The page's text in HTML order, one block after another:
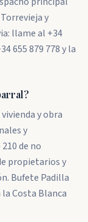
y
llame al +34
655 879 778 y la
y obra
y
de no
propietarios y
Bufete Padilla
Costa Blanca